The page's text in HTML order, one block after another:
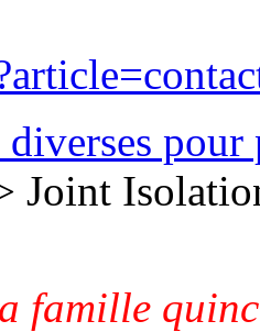
pour
Joint
famille